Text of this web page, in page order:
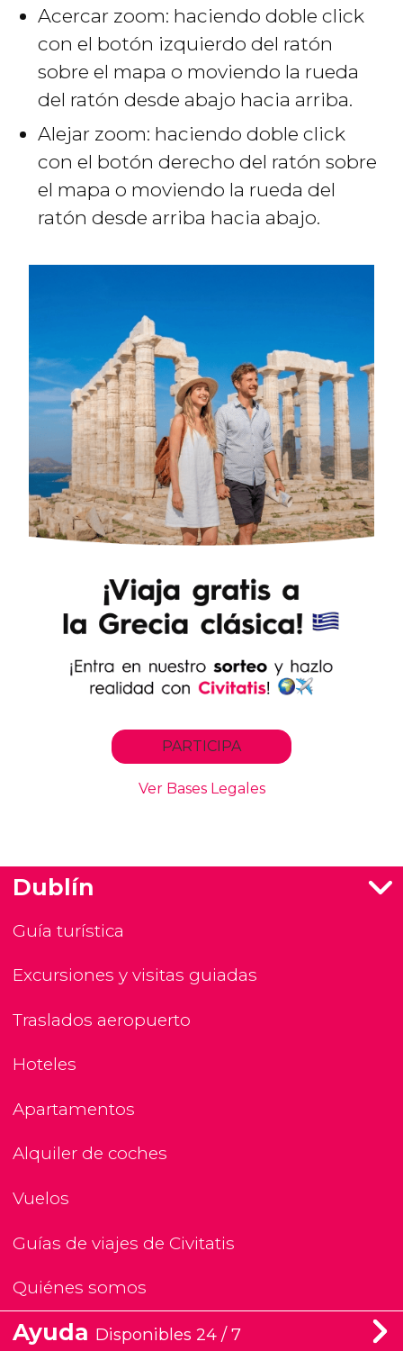
Acercar zoom: haciendo doble click
con el botón izquierdo del ratón
sobre el mapa o moviendo la rueda
del ratón desde abajo hacia arriba.
Alejar zoom: haciendo doble click
con el botón derecho del ratón sobre
el mapa o moviendo la rueda del
ratón desde arriba hacia abajo.
Dublín
Guía turística
Excursiones y visitas guiadas
Traslados aeropuerto
Hoteles
Apartamentos
Alquiler de coches
Vuelos
Guías de viajes de Civitatis
Quiénes somos
Ayuda Disponibles 24 / 7